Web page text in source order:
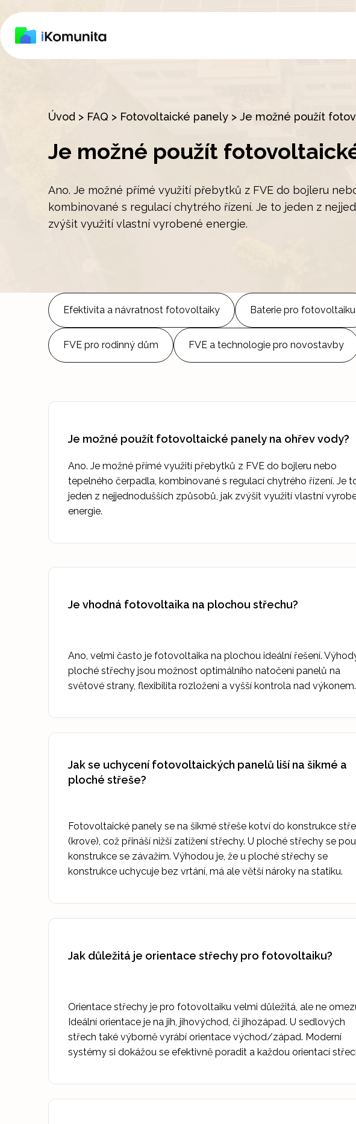
Úvod > FAQ > Fotovoltaické panely > Je možné použít
Je možné použít
Ano. Je možné přímé využití přebytků z FVE do bojleru
kombinované s regulací chytrého řízení. Je to jeden z
zvýšit využití vlastní vyrobené energie.
Efektivita a návratnost fotovoltaiky Baterie pro fotovoltaiku
FVE pro rodinný dům FVE a technologie pro novostavby
Je možné použít fotovoltaické panely na ohřev vody?
Ano. Je možné přímé využití přebytků z FVE do bojleru nebo
tepelného čerpadla, kombinované s regulací chytrého řízení. Je
jeden z nejjednodušších způsobů, jak zvýšit využití vlastní
energie.
Je vhodná fotovoltaika na plochou střechu?
Ano, velmi často je fotovoltaika na plochou ideální řešení.
ploché střechy jsou možnost optimálního natočení panelů na
světové strany, flexibilita rozložení a vyšší kontrola nad výkonem.
Jak se uchycení fotovoltaických panelů liší na šikmé a
ploché střeše?
Fotovoltaické panely se na šikmé střeše kotví do konstrukce
(krove), což přináší nižší zatížení střechy. U ploché střechy se
konstrukce se závažím. Výhodou je, že u ploché střechy se
konstrukce uchycuje bez vrtání, má ale větší nároky na statiku.
Jak důležitá je orientace střechy pro fotovoltaiku?
Orientace střechy je pro fotovoltaiku velmi důležitá, ale ne
Ideální orientace je na jih, jihovýchod, či jihozápad. U sedlových
střech také výborně vyrábí orientace východ/západ. Moderní
systémy si dokážou se efektivně poradit a každou orientací